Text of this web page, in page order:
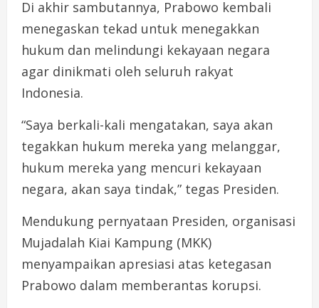
Di akhir sambutannya, Prabowo kembali
menegaskan tekad untuk menegakkan
hukum dan melindungi kekayaan negara
agar dinikmati oleh seluruh rakyat
Indonesia.
“Saya berkali-kali mengatakan, saya akan
tegakkan hukum mereka yang melanggar,
hukum mereka yang mencuri kekayaan
negara, akan saya tindak,” tegas Presiden.
Mendukung pernyataan Presiden, organisasi
Mujadalah Kiai Kampung (MKK)
menyampaikan apresiasi atas ketegasan
Prabowo dalam memberantas korupsi.